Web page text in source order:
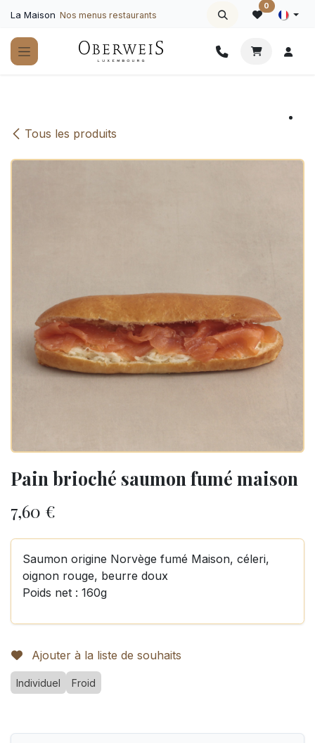
La Maison Nos menus restaurants
0
Tous les produits
Pain brioché saumon fumé maison
7,60 €
Saumon origine Norvège fumé Maison, céleri,
oignon rouge, beurre doux
Poids net : 160g
Ajouter à la liste de souhaits
Individuel Froid